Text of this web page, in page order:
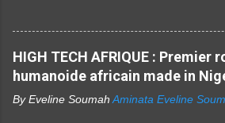
coûteux. Cinq faits pour
numérique en Afrique.
africains sont en ligne
la population rurale. A
habitants des zones
d'Ivoire. Elle a gueri
Suivez ceci. - 1TPE.com
produits digitaux Source
HIGH TECH AFRIQUE : Premier
humanoide africain made in
By Eveline Soumah Aminata Eveline